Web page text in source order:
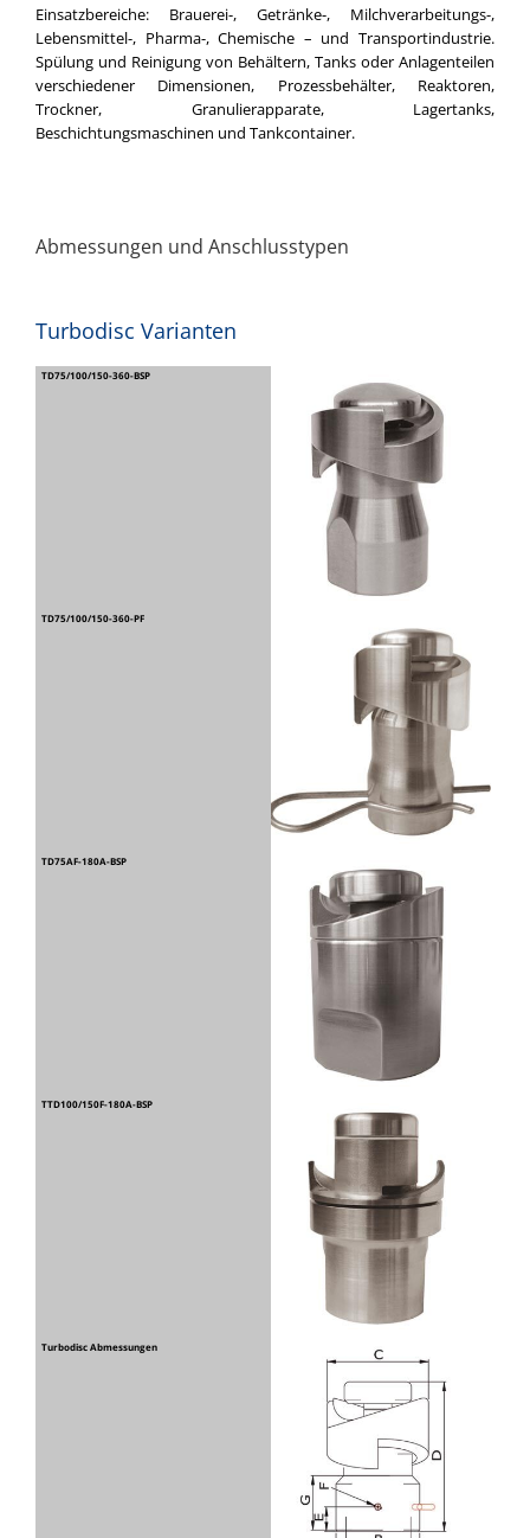
Einsatzbereiche: Brauerei-, Getränke-, Milchverarbeitungs-,
Lebensmittel-, Pharma-, Chemische – und Transportindustrie.
Spülung und Reinigung von Behältern, Tanks oder Anlagenteilen
verschiedener Dimensionen, Prozessbehälter, Reaktoren,
Trockner, Granulierapparate, Lagertanks,
Beschichtungsmaschinen und Tankcontainer.
Abmessungen und Anschlusstypen
Turbodisc Varianten